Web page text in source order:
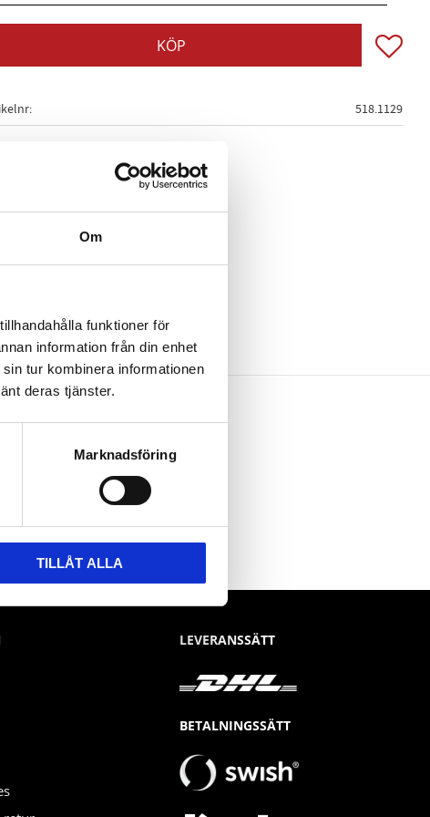
Om
funktioner för
information från din enhet
tur kombinera informationen
deras tjänster.
Marknadsföring
TILLÅT ALLA
KÖP Lägg
518.1129
LEVERANSSÄTT
BETALNINGSSÄTT